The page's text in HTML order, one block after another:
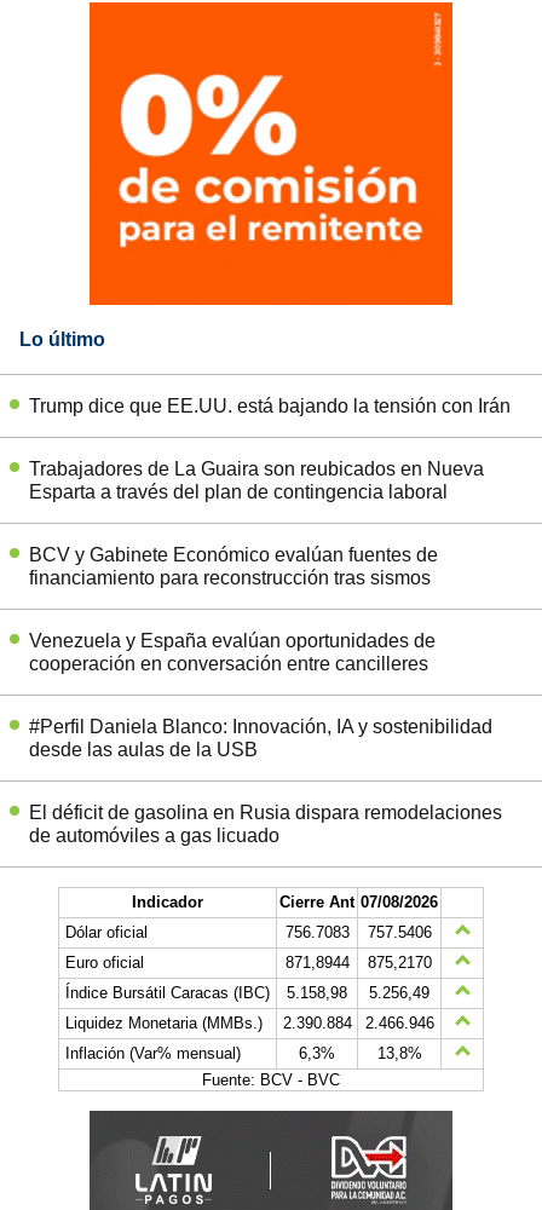
Lo último
Trump dice que EE.UU. está bajando la tensión con Irán
Trabajadores de La Guaira son reubicados en Nueva
Esparta a través del plan de contingencia laboral
BCV y Gabinete Económico evalúan fuentes de
financiamiento para reconstrucción tras sismos
Venezuela y España evalúan oportunidades de
cooperación en conversación entre cancilleres
#Perfil Daniela Blanco: Innovación, IA y sostenibilidad
desde las aulas de la USB
El déficit de gasolina en Rusia dispara remodelaciones
de automóviles a gas licuado
Indicador Cierre Ant 07/08/2026
Dólar oficial
756.7083
757.5406
Euro oficial
871,8944
875,2170
Índice Bursátil Caracas (IBC)
5.158,98
5.256,49
Liquidez Monetaria (MMBs.)
2.390.884
2.466.946
Inflación (Var% mensual)
6,3%
13,8%
Fuente: BCV - BVC